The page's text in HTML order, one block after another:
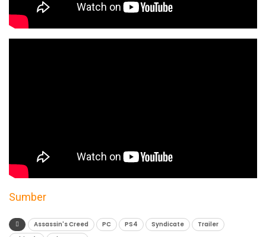
Sumber
Assassin's Creed PC PS4 Syndicate
Trailer